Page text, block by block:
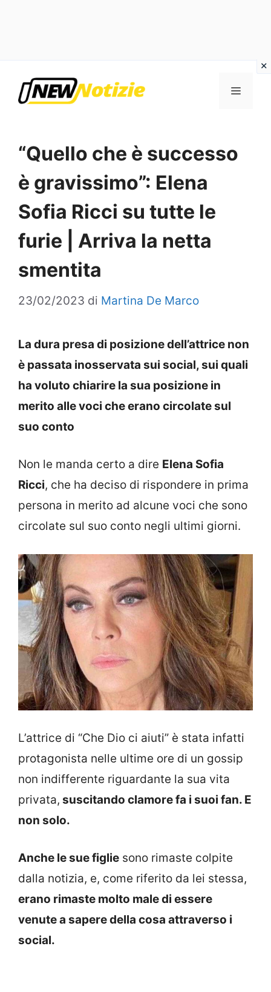
Menu
“Quello che è successo
è gravissimo”: Elena
Sofia Ricci su tutte le
furie | Arriva la netta
smentita
23/02/2023 di Martina De Marco
La dura presa di posizione dell’attrice non
è passata inosservata sui social, sui quali
ha voluto chiarire la sua posizione in
merito alle voci che erano circolate sul
suo conto
Non le manda certo a dire Elena Sofia
Ricci, che ha deciso di rispondere in prima
persona in merito ad alcune voci che sono
circolate sul suo conto negli ultimi giorni.
L’attrice di “Che Dio ci aiuti” è stata infatti
protagonista nelle ultime ore di un gossip
non indifferente riguardante la sua vita
privata, suscitando clamore fa i suoi fan. E
non solo.
Anche le sue figlie sono rimaste colpite
dalla notizia, e, come riferito da lei stessa,
erano rimaste molto male di essere
venute a sapere della cosa attraverso i
social.